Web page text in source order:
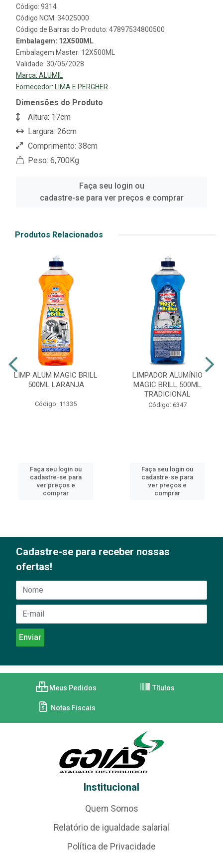
Código: 9314
Código NCM: 34025000
Código de Barras do Produto: 47897534800500
Embalagem: 12X500ML
Embalagem Master: 12X500ML
Validade: 30/05/2028
Marca: ALUMIL
Fornecedor: LIMA E PERGHER
Dimensões do Produto
Altura: 17cm
Largura: 26cm
Comprimento: 38cm
Peso: 6,700Kg
Faça seu login ou
cadastre-se para ver preços e comprar
Produtos Relacionados
LIMP ALUM MAGIC BRILL
500ML LARANJA
Código: 11335
Faça seu login ou
cadastre-se para
ver preços e
comprar
LIMPADOR ALUMÍNIO
MAGIC BRILL 500ML
TRADICIONAL
Código: 6347
Faça seu login ou
cadastre-se para
ver preços e
comprar
Cadastre-se para receber nossas
ofertas!
Meus Pedidos Títulos
Notas Fiscais
Institucional
Quem Somos
Relatório de igualdade salarial
Política de Privacidade